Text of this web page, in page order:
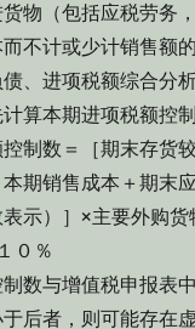
物（包括应税劳务
不计或少计销售额的
进项税额综合分析
算本期进项税额控
数＝［期末存货
期销售成本＋期末
示）］×主要外购货
０％
与增值税申报表
后者，则可能存在